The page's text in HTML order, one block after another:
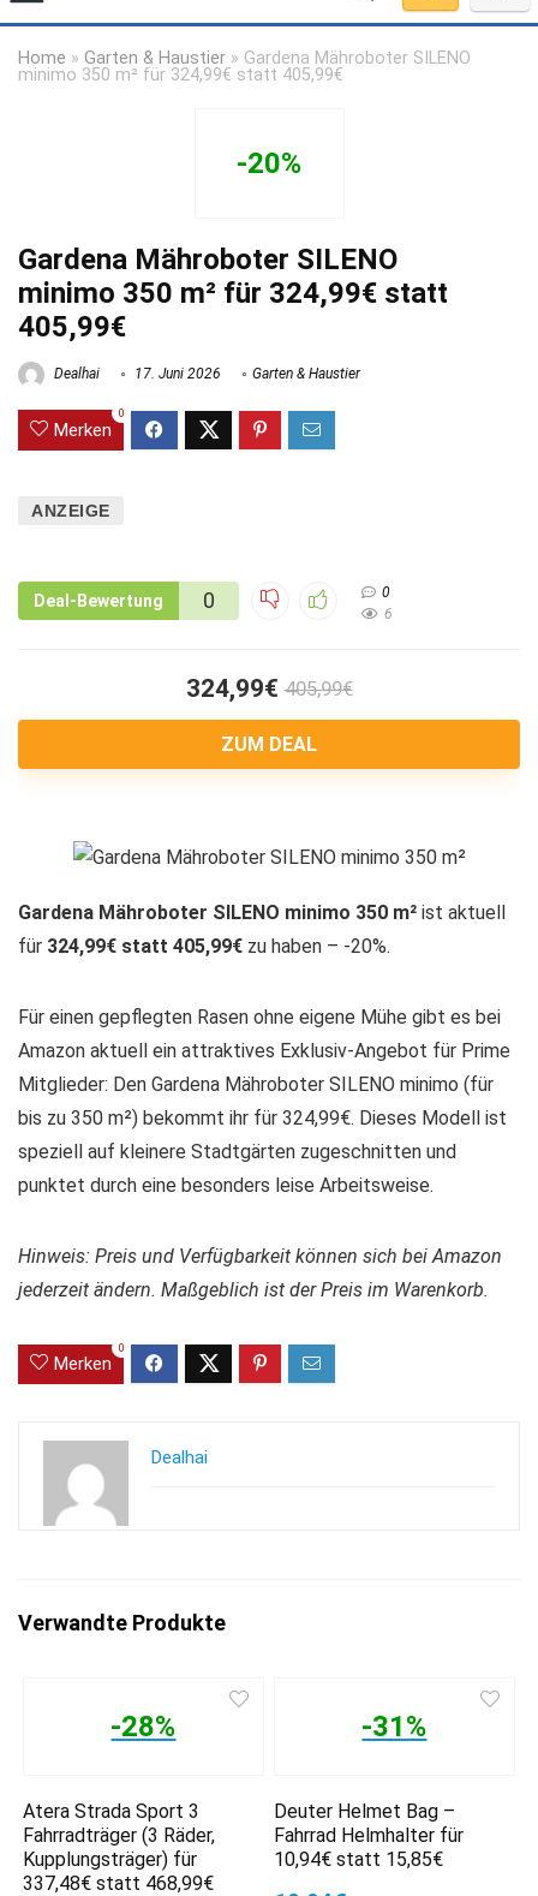
Home » Garten & Haustier » Gardena Mähroboter SILENO
minimo 350 m² für 324,99€ statt 405,99€
-20%
Gardena Mähroboter SILENO
minimo 350 m² für 324,99€ statt
405,99€
Dealhai 17. Juni 2026 Garten & Haustier
Merken
0
ANZEIGE
Deal-Bewertung 0
0
6
324,99€ 405,99€
ZUM DEAL
Gardena Mähroboter SILENO minimo 350 m² ist aktuell
für 324,99€ statt 405,99€ zu haben – -20%.
Für einen gepflegten Rasen ohne eigene Mühe gibt es bei
Amazon aktuell ein attraktives Exklusiv-Angebot für Prime
Mitglieder: Den Gardena Mähroboter SILENO minimo (für
bis zu 350 m²) bekommt ihr für 324,99€. Dieses Modell ist
speziell auf kleinere Stadtgärten zugeschnitten und
punktet durch eine besonders leise Arbeitsweise.
Hinweis: Preis und Verfügbarkeit können sich bei Amazon
jederzeit ändern. Maßgeblich ist der Preis im Warenkorb.
Merken
0
Dealhai
Verwandte Produkte
-28%
Atera Strada Sport 3
Fahrradträger (3 Räder,
Kupplungsträger) für
337,48€ statt 468,99€
-31%
Deuter Helmet Bag –
Fahrrad Helmhalter für
10,94€ statt 15,85€